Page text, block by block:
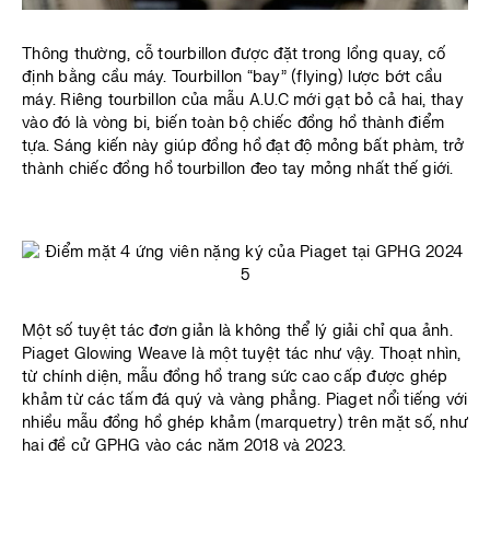
Thông thường, cỗ tourbillon được đặt trong lồng quay, cố
định bằng cầu máy. Tourbillon “bay” (flying) lược bớt cầu
máy. Riêng tourbillon của mẫu A.U.C mới gạt bỏ cả hai, thay
vào đó là vòng bi, biến toàn bộ chiếc đồng hồ thành điểm
tựa. Sáng kiến này giúp đồng hồ đạt độ mỏng bất phàm, trở
thành chiếc đồng hồ tourbillon đeo tay mỏng nhất thế giới.
Một số tuyệt tác đơn giản là không thể lý giải chỉ qua ảnh.
Piaget Glowing Weave là một tuyệt tác như vậy. Thoạt nhìn,
từ chính diện, mẫu đồng hồ trang sức cao cấp được ghép
khảm từ các tấm đá quý và vàng phẳng. Piaget nổi tiếng với
nhiều mẫu đồng hồ ghép khảm (marquetry) trên mặt số, như
hai đề cử GPHG vào các năm 2018 và 2023.